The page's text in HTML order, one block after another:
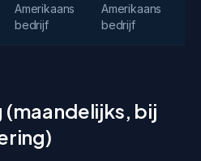
Amerikaans
bedrijf
Amerikaans
bedrijf
bij